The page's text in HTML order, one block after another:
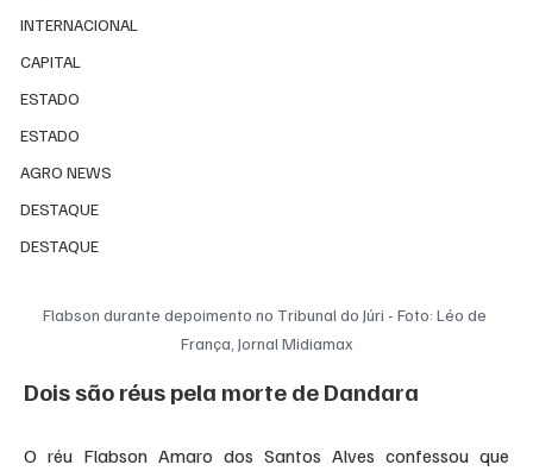
INTERNACIONAL
CAPITAL
ESTADO
ESTADO
AGRO NEWS
DESTAQUE
DESTAQUE
Flabson durante depoimento no Tribunal do Júri - Foto: Léo de
França, Jornal Midiamax
Dois são réus pela morte de Dandara
O réu Flabson Amaro dos Santos Alves confessou que